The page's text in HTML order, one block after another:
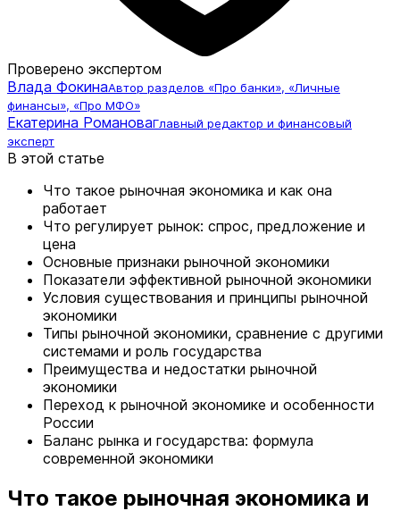
Проверено экспертом
Влада ФокинаАвтор разделов «Про банки», «Личные
финансы», «Про МФО»
Екатерина РомановаГлавный редактор и финансовый
эксперт
В этой статье
Что такое рыночная экономика и как она
работает
Что регулирует рынок: спрос, предложение и
цена
Основные признаки рыночной экономики
Показатели эффективной рыночной экономики
Условия существования и принципы рыночной
экономики
Типы рыночной экономики, сравнение с другими
системами и роль государства
Преимущества и недостатки рыночной
экономики
Переход к рыночной экономике и особенности
России
Баланс рынка и государства: формула
современной экономики
Что такое рыночная экономика и